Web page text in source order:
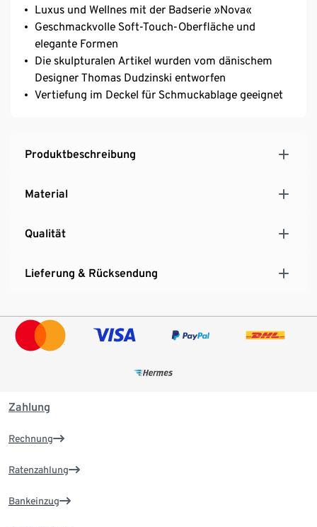
Luxus und Wellnes mit der Badserie »Nova«
Geschmackvolle Soft-Touch-Oberfläche und
elegante Formen
Die skulpturalen Artikel wurden vom dänischem
Designer Thomas Dudzinski entworfen
Vertiefung im Deckel für Schmuckablage geeignet
Produktbeschreibung
Material
Qualität
Lieferung & Rücksendung
Zahlung
Rechnung
Ratenzahlung
Bankeinzug